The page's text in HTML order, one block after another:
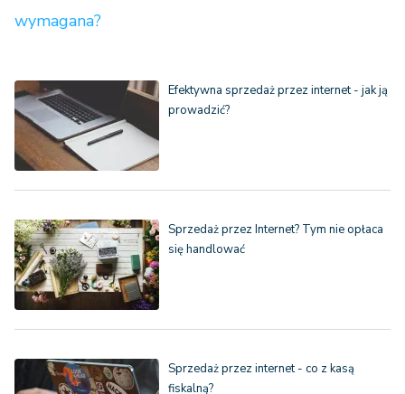
wymagana?
Efektywna sprzedaż przez internet - jak ją
prowadzić?
Sprzedaż przez Internet? Tym nie opłaca
się handlować
Sprzedaż przez internet - co z kasą
fiskalną?